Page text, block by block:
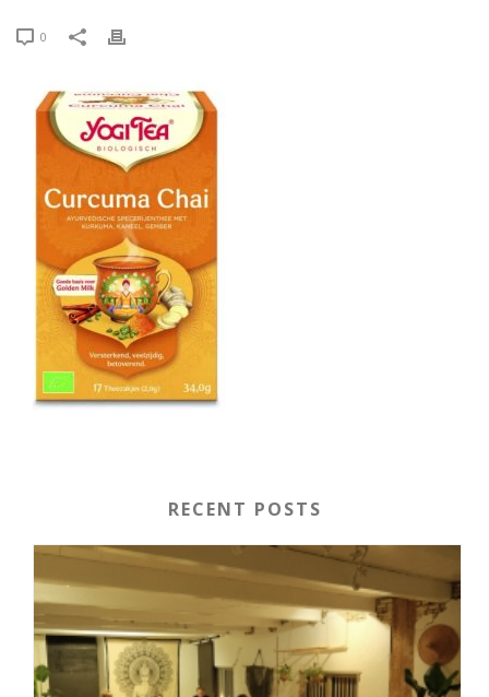
0
RECENT POSTS